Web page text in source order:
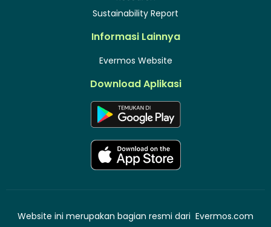
Sustainability Report
Informasi Lainnya
Evermos Website
Download Aplikasi
Website ini merupakan bagian resmi dari Evermos.com